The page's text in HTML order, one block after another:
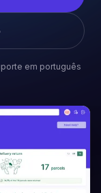
em português